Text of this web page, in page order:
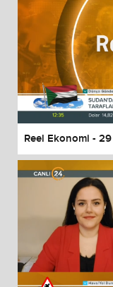
Reel Ekonomi -